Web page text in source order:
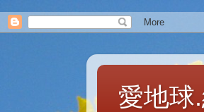
愛地球